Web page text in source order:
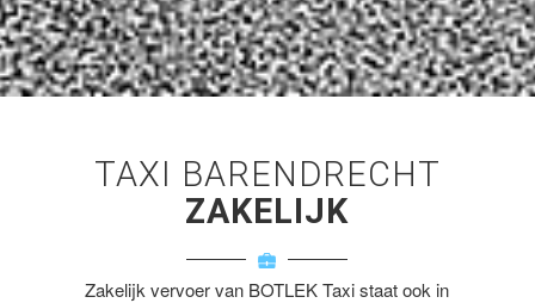
TAXI BARENDRECHT
ZAKELIJK
Zakelijk vervoer van BOTLEK Taxi staat ook in